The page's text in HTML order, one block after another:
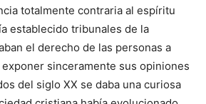
totalmente contraria al espíritu
establecido tribunales de la
el derecho de las personas a
sinceramente sus opiniones
del siglo XX se daba una curiosa